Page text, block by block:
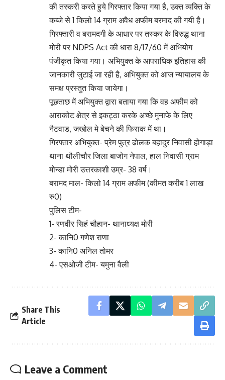
की तस्करी करते हुये गिरफ्तार किया गया है, उक्त व्यक्ति के
कब्जे से 1 किलो 14 ग्राम अवैध अफीम बरमाद की गयी है।
गिरफ्तारी व बरामदगी के आधार पर तस्कर के विरुद्ध थाना
मोरी पर NDPS Act की धारा 8/17/60 में अभियोग
पंजीकृत किया गया। अभियुक्त के आपराधिक इतिहास की
जानकारी जुटाई जा रही है, अभियुक्त को आज न्यायालय के
समक्ष प्रस्तुत किया जायेगा।
पूछताछ में अभियुक्त द्वारा बताया गया कि वह अफीम को
आराकोट क्षेत्र से इकट्ठा करके अच्छे मुनाफे के लिए
नैटवाड, जखोल मे बेचने की फिराक में था।
गिरफ्तार अभियुक्त- प्रेम पुत्र ढोलक बहादुर निवासी होगाड़ा
थाना थौलीचौर जिला बाजोग नेपाल, हाल निवासी ग्राम
मोन्डा मोरी उत्तरकाशी उम्र- 38 वर्ष।
बरामद माल- किलो 14 ग्राम अफीम (कीमत करीब 1 लाख
रु0)
पुलिस टीम-
1- रणवीर सिहं चौहान- थानाध्यक्ष मोरी
2- कानि0 गणेश राणा
3- कानि0 अनिल तोमर
4- एसओजी टीम- यमुना वैली
Share This
Article
Leave a Comment